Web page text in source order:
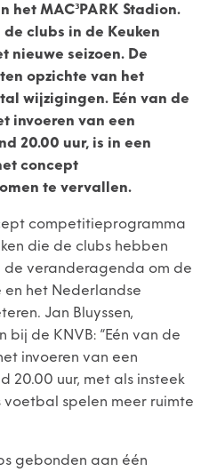
het MAC³PARK Stadion.
clubs in de Keuken
nieuwe seizoen. De
opzichte van het
wijzigingen. Eén van de
invoeren van een
20.00 uur, is in een
concept
te vervallen.
competitieprogramma
die de clubs hebben
veranderagenda om de
het Nederlandse
Jan Bluyssen,
de KNVB: “Eén van de
invoeren van een
20.00 uur, met als insteek
voetbal spelen meer ruimte
gebonden aan één